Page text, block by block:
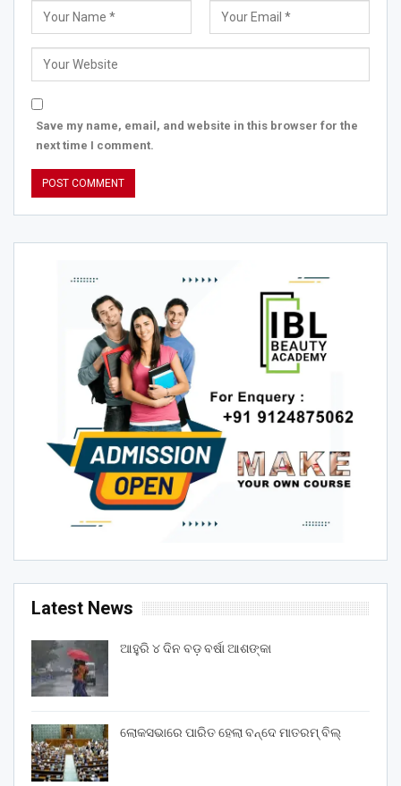
Save my name, email, and website in this browser for the
next time I comment.
Latest News
ଆହୁରି ୪ ଦିନ ବଡ଼ ବର୍ଷା ଆଶଙ୍କା
ଲୋକସଭାରେ ପାରିତ ହେଲା ବନ୍ଦେ ମାତରମ୍‌ ବିଲ୍‌